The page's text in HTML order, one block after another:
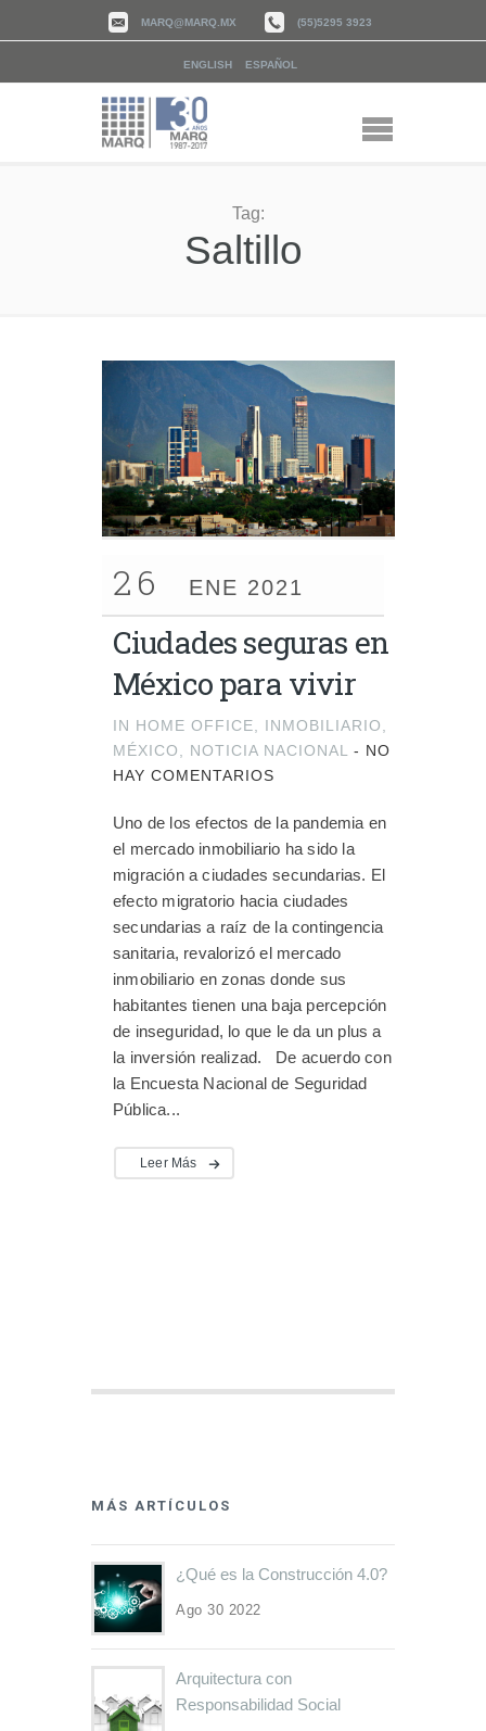
MARQ@MARQ.MX (55)5295 3923
ENGLISH ESPAÑOL
Tag:
Saltillo
26 ENE 2021
Ciudades seguras en
México para vivir
IN HOME OFFICE INMOBILIARIO
MÉXICO
NOTICIA NACIONAL - NO
HAY COMENTARIOS
Uno de los efectos de la pandemia en
el mercado inmobiliario ha sido la
migración a ciudades secundarias. El
efecto migratorio hacia ciudades
secundarias a raíz de la contingencia
sanitaria, revalorizó el mercado
inmobiliario en zonas donde sus
habitantes tienen una baja percepción
de inseguridad, lo que le da un plus a
la inversión realizad. De acuerdo con
la Encuesta Nacional de Seguridad
Pública...
Leer Más
MÁS ARTÍCULOS
¿Qué es la Construcción 4.0?
Ago 30 2022
Arquitectura con
Responsabilidad Social